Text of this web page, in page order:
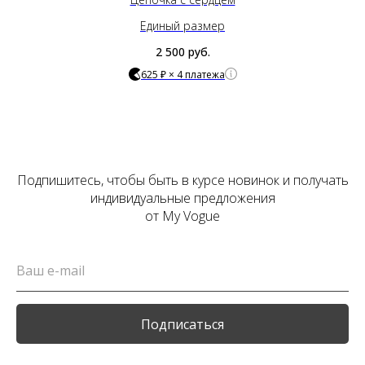
Единый размер
2 500 руб.
625 ₽ × 4 платежа
Подпишитесь, чтобы быть в курсе новинок и получать
индивидуальные предложения
от My Vogue
Подписаться